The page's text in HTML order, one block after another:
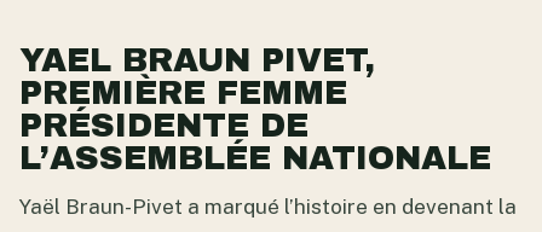
YAEL BRAUN PIVET,
PREMIÈRE FEMME
PRÉSIDENTE DE
L’ASSEMBLÉE NATIONALE
Yaël Braun-Pivet a marqué l’histoire en devenant la